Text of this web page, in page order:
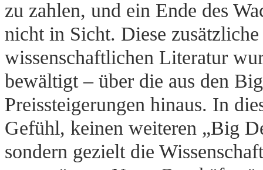
zu zahlen, und ein Ende des
nicht in Sicht. Diese
wissenschaftlichen Literatur
bewältigt – über die aus den
Preissteigerungen hinaus. In
Gefühl, keinen weiteren „Big
sondern gezielt die